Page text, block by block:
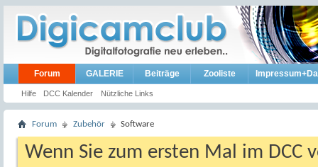
Forum
Hilfe DCC Kalender Nützliche Links
GALERIE Beiträge Zooliste
Forum Zubehör Software
Wenn Sie zum ersten Mal im DCC